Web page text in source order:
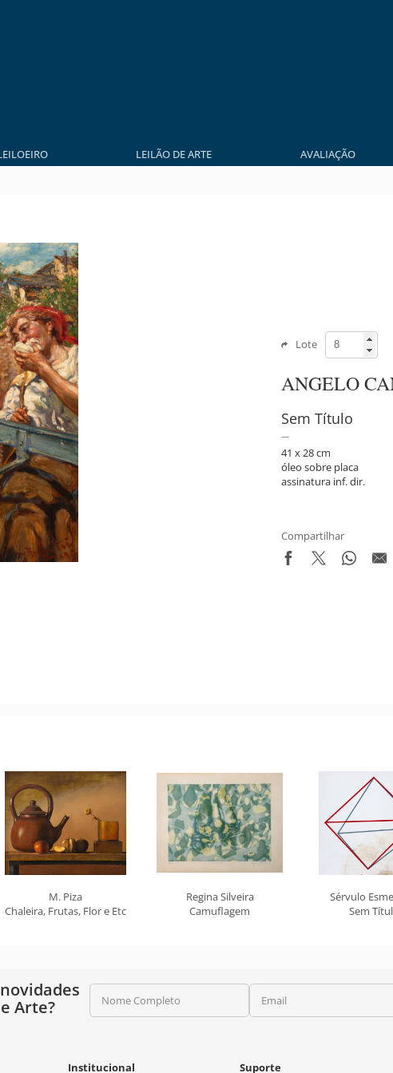
LEILÃO DE ARTE AVALIAÇÃO
Lote
ANGELO
Sem Título
41 x 28 cm
óleo sobre placa
assinatura inf. dir.
Compartilhar
M. Piza
Chaleira, Frutas, Flor e Etc
Regina Silveira
Camuflagem
Sérvulo
Sem
Arte?
Nome Completo Email
Institucional Suporte